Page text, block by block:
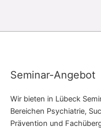
Seminar-Angebot
Wir bieten in Lübeck
Bereichen Psychiatrie,
Prävention und